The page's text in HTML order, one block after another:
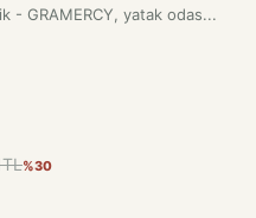
- GRAMERCY, yatak odas...
%30